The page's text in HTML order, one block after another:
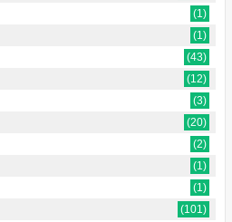
(1)
(1)
(43)
(12)
(3)
(20)
(2)
(1)
(1)
(101)